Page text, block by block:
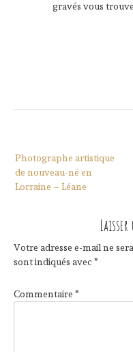
gravés vous
de
l’article
Photographe artistique
de nouveau-né en
Lorraine – Léane
Votre adresse e-mail ne
sont indiqués avec *
Commentaire *